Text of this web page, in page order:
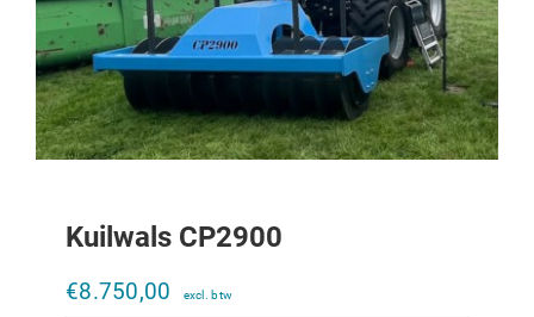
Kuilwals CP2900
€8.750,00
Draagplaat K80 CASE IHC 956XL-